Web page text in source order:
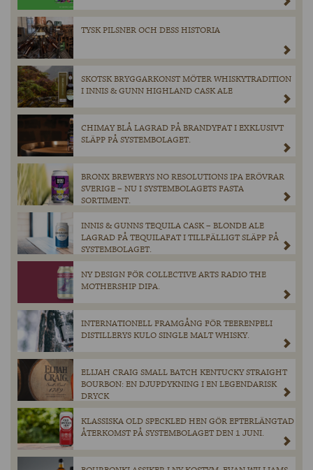
TYSK PILSNER OCH DESS HISTORIA
SKOTSK BRYGGARKONST MÖTER WHISKYTRADITION
I INNIS & GUNN HIGHLAND CASK ALE
CHIMAY BLÅ LAGRAD PÅ BRANDYFAT I EXKLUSIVT
SLÄPP PÅ SYSTEMBOLAGET.
BRONX BREWERYS NO RESOLUTIONS IPA ERÖVRAR
SVERIGE – NU I SYSTEMBOLAGETS FASTA
SORTIMENT.
INNIS & GUNNS TEQUILA CASK – BLONDE ALE
LAGRAD PÅ TEQUILAFAT I TILLFÄLLIGT SLÄPP PÅ
SYSTEMBOLAGET.
NY DESIGN FÖR COLLECTIVE ARTS RADIO THE
MOTHERSHIP DIPA.
INTERNATIONELL FRAMGÅNG FÖR TEERENPELI
DISTILLERYS KULO SINGLE MALT WHISKY.
ELIJAH CRAIG SMALL BATCH KENTUCKY STRAIGHT
BOURBON: EN DJUPDYKNING I EN LEGENDARISK
DRYCK
KLASSISKA OLD SPECKLED HEN GÖR EFTERLÄNGTAD
ÅTERKOMST PÅ SYSTEMBOLAGET DEN 1 JUNI.